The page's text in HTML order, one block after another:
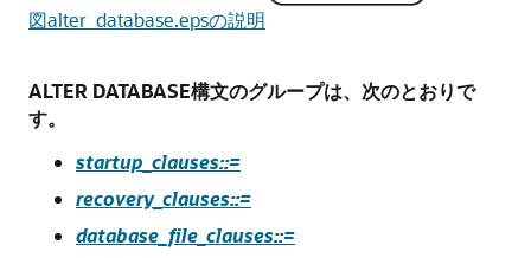
図alter_database.epsの説明
ALTER DATABASE構文のグループは、次のとおりで
す。
startup_clauses::=
recovery_clauses::=
database_file_clauses::=